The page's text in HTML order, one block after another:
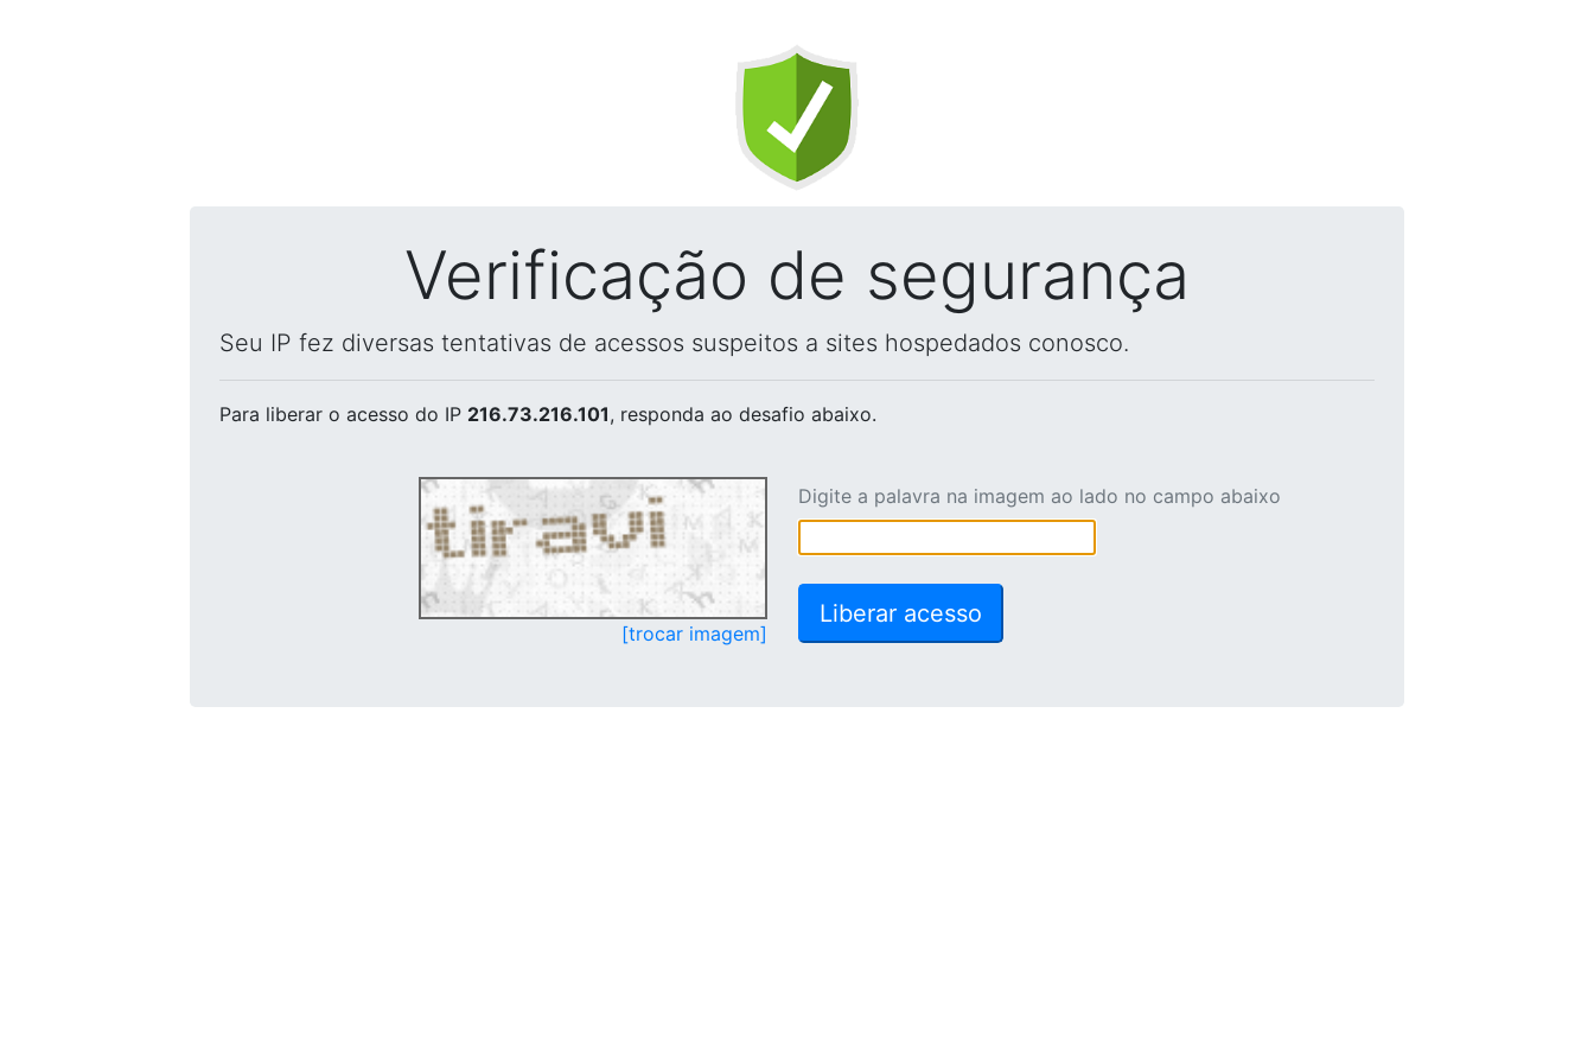
Verificação de segurança
Seu IP fez diversas tentativas de acessos suspeitos a sites hospedados conosco.
Para liberar o acesso do IP 216.73.216.101, responda ao desafio abaixo.
[trocar imagem]
Digite a palavra na imagem ao lado no campo abaixo